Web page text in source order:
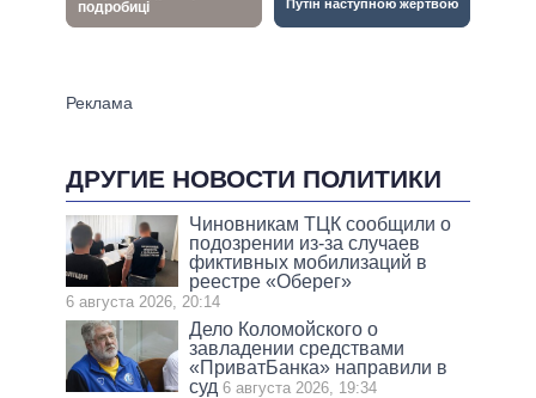
ДРУГИЕ НОВОСТИ ПОЛИТИКИ
Чиновникам ТЦК сообщили о
подозрении из-за случаев
фиктивных мобилизаций в
реестре «Оберег»
6 августа 2026, 20:14
Дело Коломойского о
завладении средствами
«ПриватБанка» направили в
суд 6 августа 2026, 19:34